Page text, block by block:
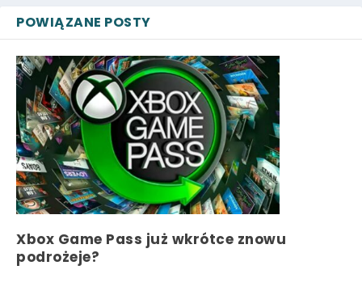
POWIĄZANE POSTY
Xbox Game Pass już wkrótce znowu
podrożeje?